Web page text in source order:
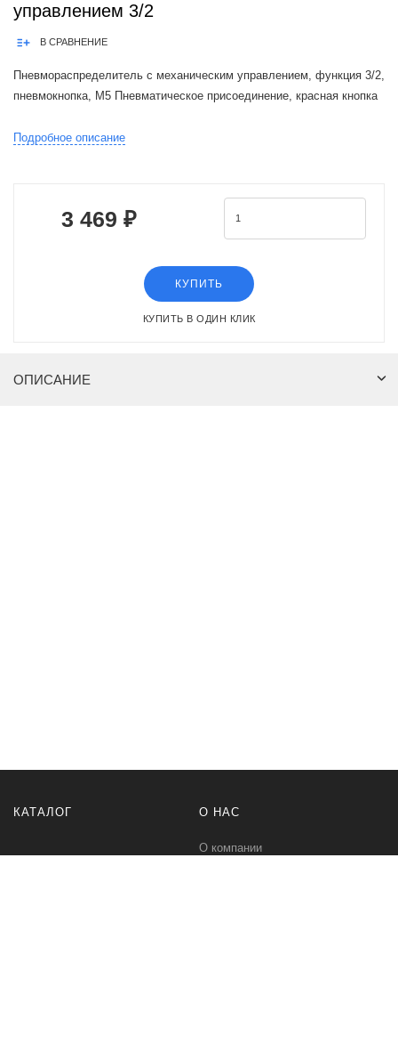
управлением 3/2
В СРАВНЕНИЕ
Пневмораспределитель с механическим управлением, функция 3/2,
пневмокнопка, M5 Пневматическое присоединение, красная кнопка
The Airtac CM3 valve series is a functional replacement for the SMC
Подробное описание
3 469 ₽
КУПИТЬ
КУПИТЬ В ОДИН КЛИК
ОПИСАНИЕ
КАТАЛОГ О НАС
О компании